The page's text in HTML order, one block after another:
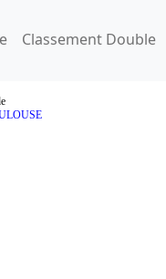
Classement Double